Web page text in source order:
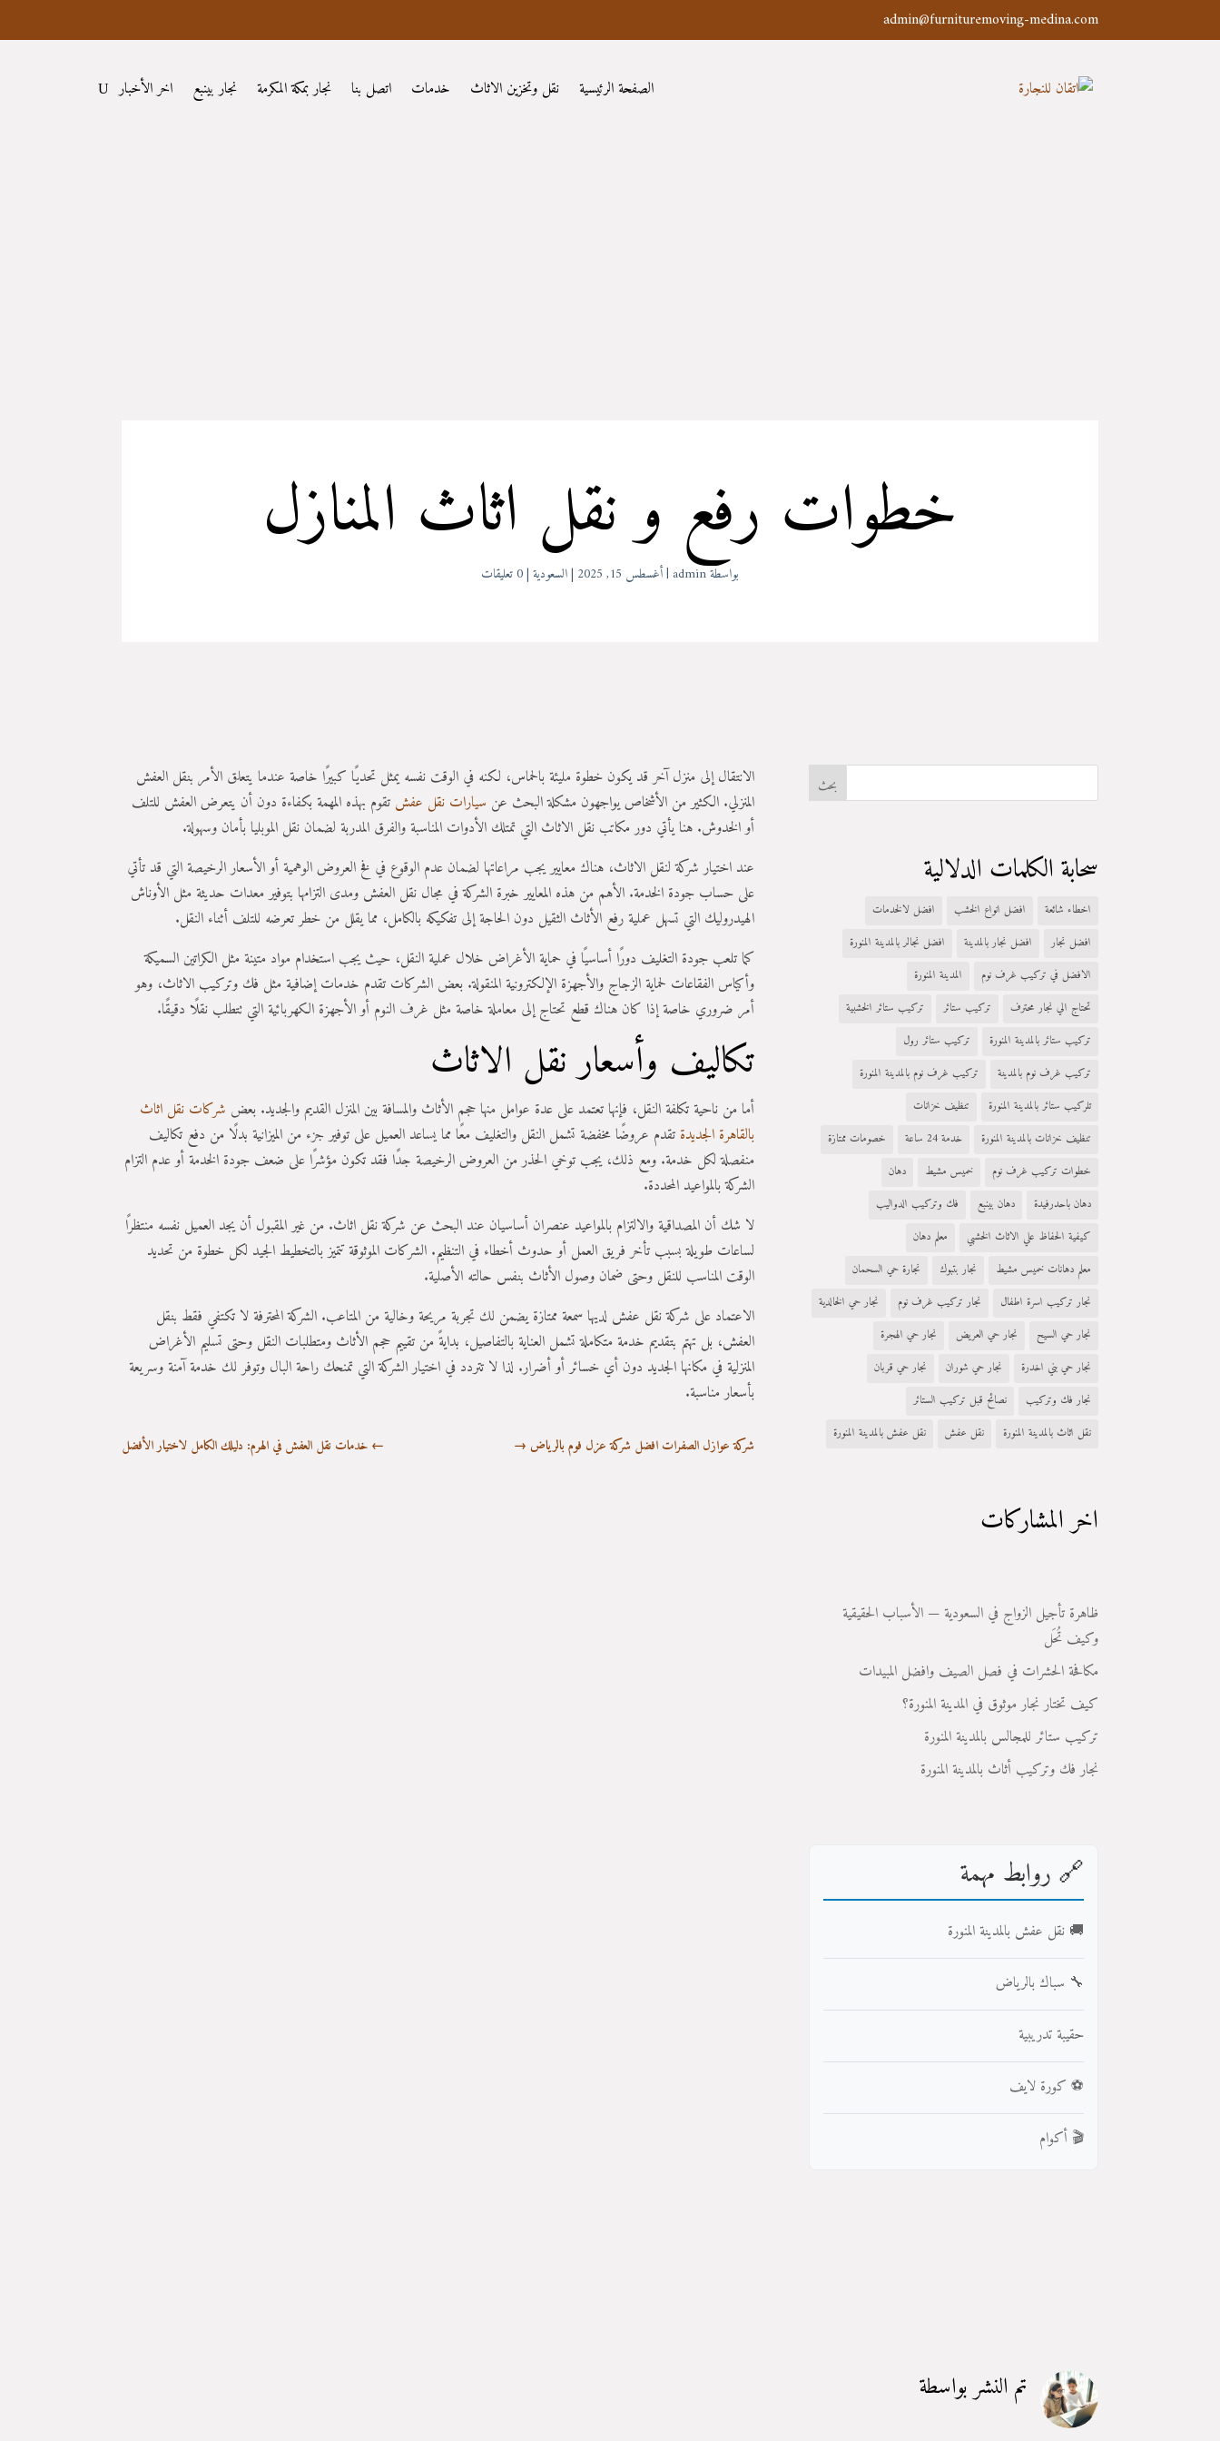
admin@furnituremoving-medina.com
الصفحة الرئيسية نقل وتخزين الاثاث خدمات اتصل بنا نجار بمكة المكرمة نجار بينبع اخر الأخبار
خطوات رفع و نقل اثاث المنازل
بواسطةadmin
|أغسطس 15, 2025 |السعودية |0 تعليقات
الانتقال إلى منزل آخر قد يكون خطوة مليئة بالحماس، لكنه في الوقت نفسه يمثل تحديًا كبيرًا خاصة عندما يتعلق الأمر بنقل العفش
المنزلي. الكثير من الأشخاص يواجهون مشكلة البحث عن سيارات نقل عفش تقوم بهذه المهمة بكفاءة دون أن يتعرض العفش للتلف
أو الخدوش. هنا يأتي دور مكاتب نقل الاثاث التي تمتلك الأدوات المناسبة والفرق المدربة لضمان نقل الموبليا بأمان وسهولة.
عند اختيار شركة لنقل الاثاث، هناك معايير يجب مراعاتها لضمان عدم الوقوع في فخ العروض الوهمية أو الأسعار الرخيصة التي قد تأتي
على حساب جودة الخدمة. الأهم من هذه المعايير خبرة الشركة في مجال نقل العفش ومدى التزامها بتوفير معدات حديثة مثل الأوناش
الهيدروليك التي تسهل عملية رفع الأثاث الثقيل دون الحاجة إلى تفكيكه بالكامل، مما يقلل من خطر تعرضه للتلف أثناء النقل.
كما تلعب جودة التغليف دورًا أساسيًا في حماية الأغراض خلال عملية النقل، حيث يجب استخدام مواد متينة مثل الكراتين السميكة
وأكياس الفقاعات لحماية الزجاج والأجهزة الإلكترونية المنقولة. بعض الشركات تقدم خدمات إضافية مثل فك وتركيب الاثاث، وهو
أمر ضروري خاصة إذا كان هناك قطع تحتاج إلى معاملة خاصة مثل غرف النوم أو الأجهزة الكهربائية التي تتطلب نقلًا دقيقًا.
تكاليف وأسعار نقل الاثاث
أما من ناحية تكلفة النقل، فإنها تعتمد على عدة عوامل منها حجم الأثاث والمسافة بين المنزل القديم والجديد. بعض شركات نقل اثاث
بالقاهرة الجديدة تقدم عروضًا مخفضة تشمل النقل والتغليف معًا مما يساعد العميل على توفير جزء من الميزانية بدلًا من دفع تكاليف
منفصلة لكل خدمة. ومع ذلك، يجب توخي الحذر من العروض الرخيصة جدًا فقد تكون مؤشرًا على ضعف جودة الخدمة أو عدم التزام
الشركة بالمواعيد المحددة.
لا شك أن المصداقية والالتزام بالمواعيد عنصران أساسيان عند البحث عن شركة نقل اثاث. من غير المقبول أن يجد العميل نفسه منتظرًا
لساعات طويلة بسبب تأخر فريق العمل أو حدوث أخطاء في التنظيم. الشركات الموثوقة تتميز بالتخطيط الجيد لكل خطوة من تحديد
الوقت المناسب للنقل وحتى ضمان وصول الأثاث بنفس حالته الأصلية.
الاعتماد على شركة نقل عفش لديها سمعة ممتازة يضمن لك تجربة مريحة وخالية من المتاعب. الشركة المحترفة لا تكتفي فقط بنقل
العفش، بل تهتم بتقديم خدمة متكاملة تشمل العناية بالتفاصيل، بدايةً من تقييم حجم الأثاث ومتطلبات النقل وحتى تسليم الأغراض
المنزلية في مكانها الجديد دون أي خسائر أو أضرار. لذا لا تتردد في اختيار الشركة التي تمنحك راحة البال وتوفر لك خدمة آمنة وسريعة
بأسعار مناسبة.
← خدمات نقل العفش في الهرم: دليلك الكامل لاختيار الأفضل شركة عوازل الصفرات افضل شركة عزل فوم بالرياض→
سحابة الكلمات الدلالية
اخطاء شائعة افضل انواع الخشب
افضل لالخدمات
افضل نجار
افضل نجار بالمدينة
افضل نجالر بالمدينة المنورة
الافضل في تركيب غرف نوم
المدينة المنورة
تحتاج الي نجار محترف
تركيب ستائر
تركيب ستائر الخشبية
تركيب ستائر بالمدينة المنورة
تركيب ستائر رول
تركيب غرف نوم بالمدينة
تركيب غرف نوم بالمدينة المنورة
تلركيب ستائر بالمدينة المنورة
تنظيف خزانات
تنظيف خزانات بالمدينة المنورة
خدمة 24 ساعة
خصومات ممتازة
خطوات تركيب غرف نوم
خميس مشيط
دهان
دهان باحدرفيدة
دهان بينبع
فك وتركيب الدواليب
كيفية الحفاظ علي الاثاث الخشبي
معلم دهان
معلم دهانات خميس مشيط
نجار بتبوك
نجارة حي السحمان
نجار تركيب اسرة اطفال
نجار تركيب غرف نوم
نجار حي الخالدية
نجار حي السيح
نجار حي العريض
نجار حي الهجرة
نجار حي بني اخدرة
نجار حي شوران
نجار حي قربان
نجار فك وتركيب
نصائح قبل تركيب الستائر
نقل اثاث بالمدينة المنورة
نقل عفش نقل عفش بالمدينة المنورة
اخر المشاركات
ظاهرة تأجيل الزواج في السعودية — الأسباب الحقيقية
وكيف تُحَل
مكافحة الحشرات في فصل الصيف وافضل المبيدات
كيف تختار نجار موثوق في المدينة المنورة؟
تركيب ستائر للمجالس بالمدينة المنورة
نجار فك وتركيب أثاث بالمدينة المنورة
🔗 روابط مهمة
🚚 نقل عفش بالمدينة المنورة
🔧 سباك بالرياض
حقيبة تدريبية
⚽ كورة لايف
🎬 أكوام
تم النشر بواسطة